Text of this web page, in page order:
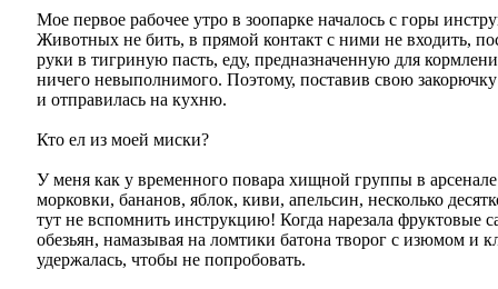
Мое первое рабочее утро в зоопарке началось с горы
Животных не бить, в прямой контакт с ними не входить,
руки в тигриную пасть, еду, предназначенную для
ничего невыполнимого. Поэтому, поставив свою закорючку
и отправилась на кухню.
Кто ел из моей миски?
У меня как у временного повара хищной группы в
морковки, бананов, яблок, киви, апельсин, несколько
тут не вспомнить инструкцию! Когда нарезала фруктовые
обезьян, намазывая на ломтики батона творог с изюмом и
удержалась, чтобы не попробовать.